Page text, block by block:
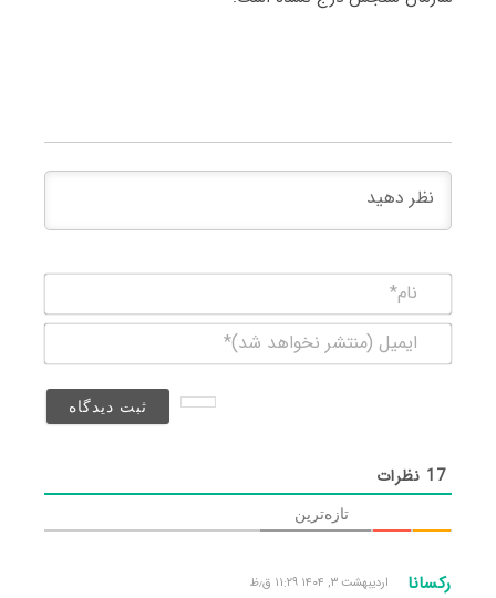
(منتشر
17 نظرات
تازه‌ترین
رکسانا اردیبهشت ۳, ۱۴۰۴ ۱۱:۲۹ ق٫ظ